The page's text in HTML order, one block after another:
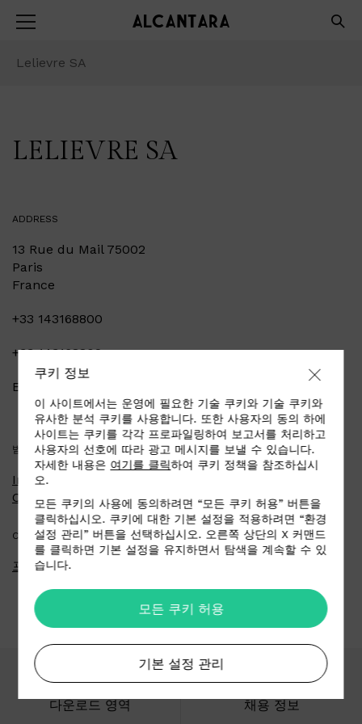
Lelievre SA
LELIEVRE SA
ADDRESS
13 Rue du Mail 75002
Paris
France
+33 143168800
+33 143168802
Email
범주
Interior - Residential &
Contract/Hospitality
COUNTRY
프랑스 (France)
다운로드 영역 채용 정보
쿠키 정보
이 사이트에서는 운영에 필요한 기술 쿠키와 기술 쿠키와
유사한 분석 쿠키를 사용합니다. 또한 사용자의 동의 하에
사이트는 쿠키를 각각 프로파일링하여 보고서를 처리하고
사용자의 선호에 따라 광고 메시지를 보낼 수 있습니다.
자세한 내용은 여기를 클릭하여 쿠키 정책을 참조하십시
오.
모든 쿠키의 사용에 동의하려면 “모든 쿠키 허용” 버튼을
클릭하십시오. 쿠키에 대한 기본 설정을 적용하려면 “환경
설정 관리” 버튼을 선택하십시오. 오른쪽 상단의 X 커맨드
를 클릭하면 기본 설정을 유지하면서 탐색을 계속할 수 있
습니다.
모든 쿠키 허용
기본 설정 관리